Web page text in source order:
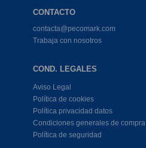
CONTACTO
contacta@pecomark.com
Trabaja con nosotros
COND. LEGALES
Aviso Legal
Política de cookies
Política privacidad datos
Condiciones generales de compra
Política de seguridad